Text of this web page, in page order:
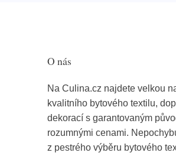
O nás
Na Culina.cz najdete velkou
kvalitního bytového textilu,
dekorací s garantovaným
rozumnými cenami.
z pestrého výběru bytového